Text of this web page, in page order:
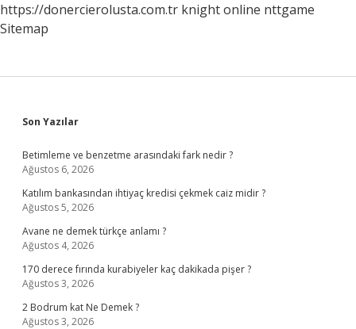
https://donercierolusta.com.tr knight online nttgame
Sitemap
Sidebar
Son Yazılar
Betimleme ve benzetme arasındaki fark nedir ?
Ağustos 6, 2026
Katılım bankasından ihtiyaç kredisi çekmek caiz midir ?
Ağustos 5, 2026
Avane ne demek türkçe anlamı ?
Ağustos 4, 2026
170 derece fırında kurabiyeler kaç dakikada pişer ?
Ağustos 3, 2026
2 Bodrum kat Ne Demek ?
Ağustos 3, 2026